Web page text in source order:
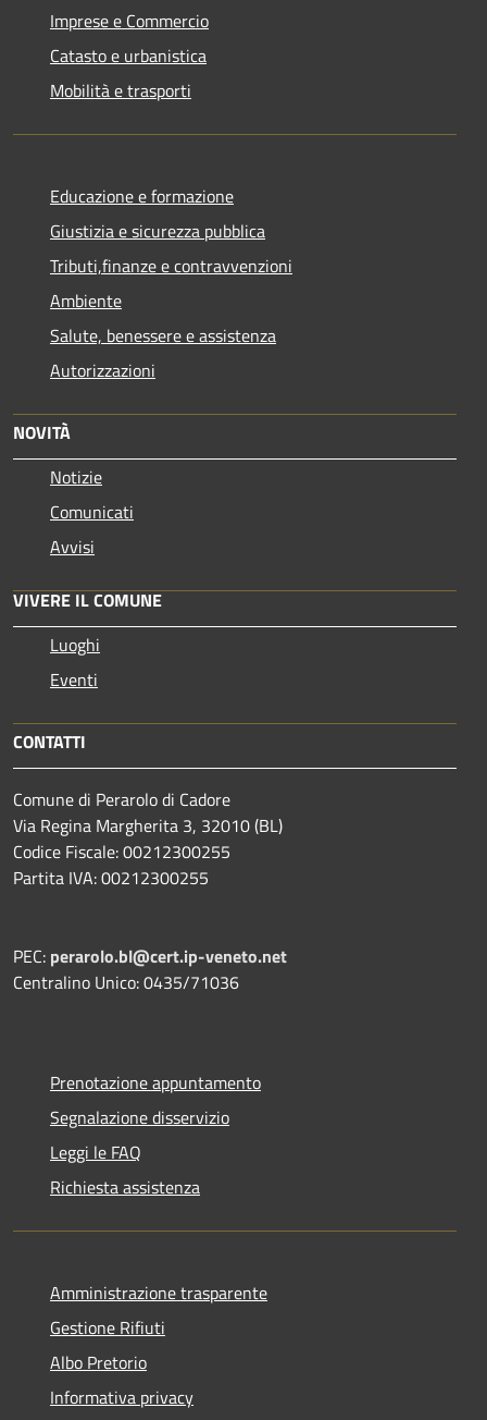
Imprese e Commercio
Catasto e urbanistica
Mobilità e trasporti
Educazione e formazione
Giustizia e sicurezza pubblica
Tributi,finanze e contravvenzioni
Ambiente
Salute, benessere e assistenza
Autorizzazioni
NOVITÀ
Notizie
Comunicati
Avvisi
VIVERE IL COMUNE
Luoghi
Eventi
CONTATTI
Comune di Perarolo di Cadore
Via Regina Margherita 3, 32010 (BL)
Codice Fiscale: 00212300255
Partita IVA: 00212300255
PEC: perarolo.bl@cert.ip-veneto.net
Centralino Unico: 0435/71036
Prenotazione appuntamento
Segnalazione disservizio
Leggi le FAQ
Richiesta assistenza
Amministrazione trasparente
Gestione Rifiuti
Albo Pretorio
Informativa privacy